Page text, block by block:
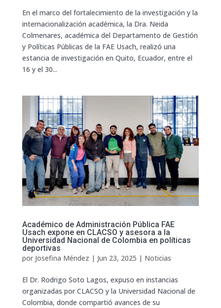
En el marco del fortalecimiento de la investigación y la
internacionalización académica, la Dra. Neida
Colmenares, académica del Departamento de Gestión
y Políticas Públicas de la FAE Usach, realizó una
estancia de investigación en Quito, Ecuador, entre el
16 y el 30...
Académico de Administración Pública FAE
Usach expone en CLACSO y asesora a la
Universidad Nacional de Colombia en políticas
deportivas
por Josefina Méndez | Jun 23, 2025 | Noticias
El Dr. Rodrigo Soto Lagos, expuso en instancias
organizadas por CLACSO y la Universidad Nacional de
Colombia, donde compartió avances de su